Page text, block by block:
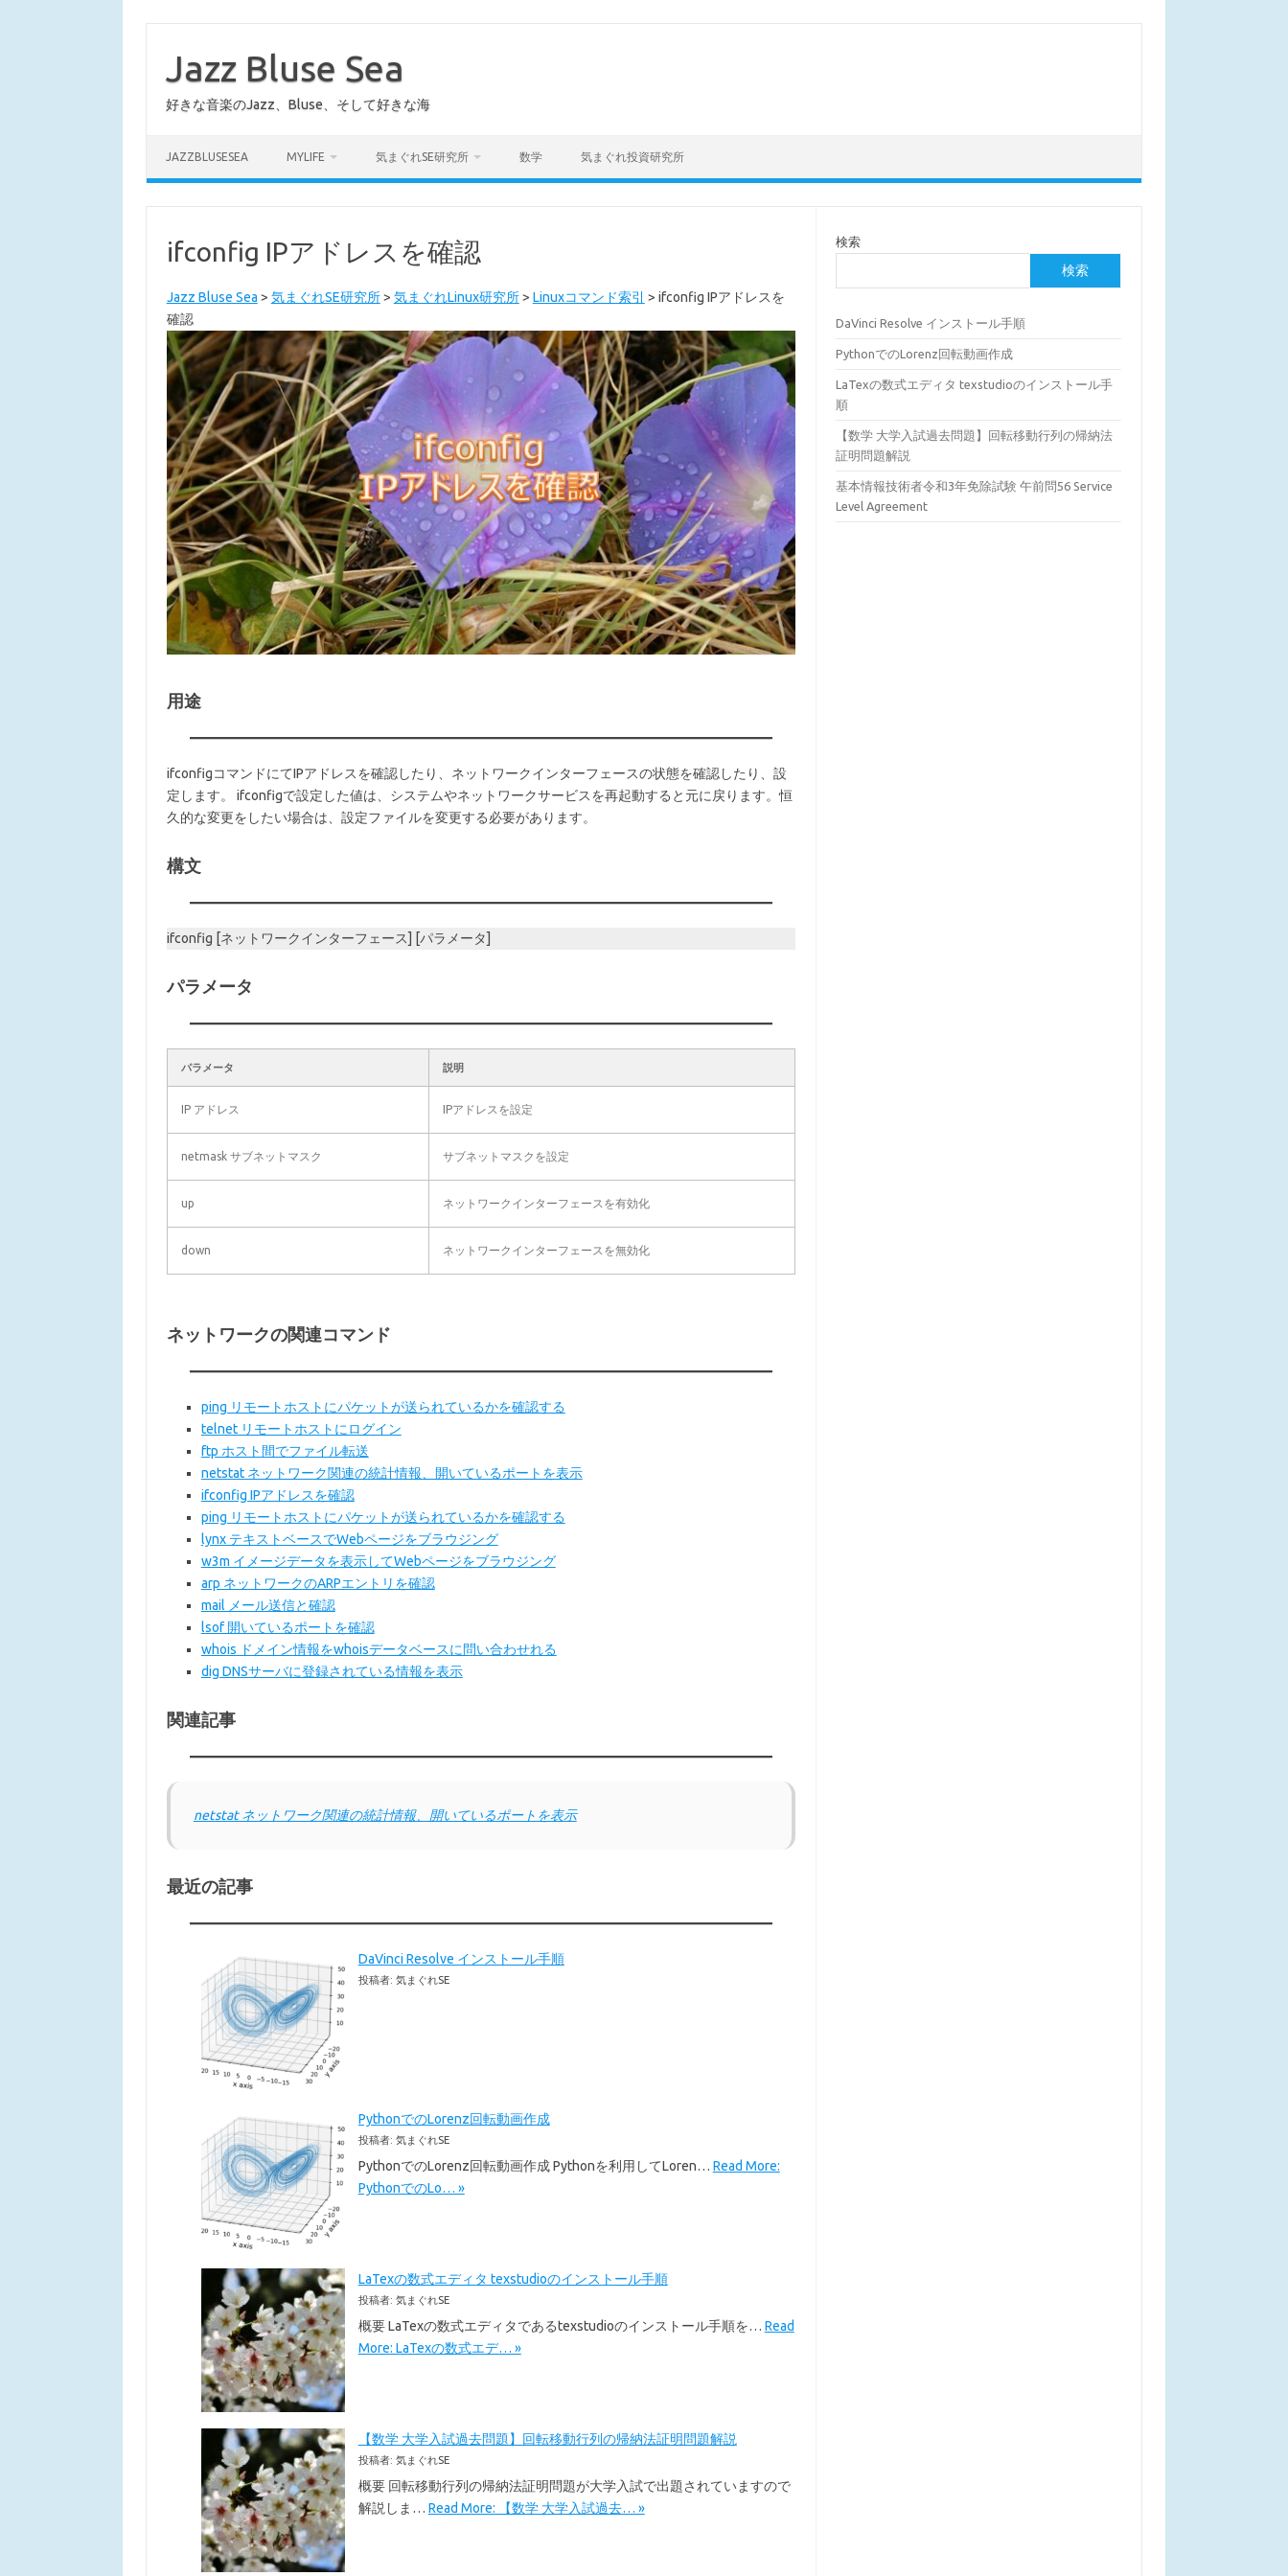
Jazz Bluse Sea
好きな音楽のJazz、Bluse、そして好きな海
JAZZBLUSESEA MYLIFE 気まぐれSE研究所 数学 気まぐれ投資研究所
ifconfig IPアドレスを確認
Jazz Bluse Sea > 気まぐれSE研究所> 気まぐれLinux研究所> Linuxコマンド索引 > ifconfig IPアドレスを
確認
用途
ifconfigコマンドにてIPアドレスを確認したり、ネットワークインターフェースの状態を確認したり、設
定します。 ifconfigで設定した値は、システムやネットワークサービスを再起動すると元に戻ります。恒
久的な変更をしたい場合は、設定ファイルを変更する必要があります。
構文
ifconfig [ネットワークインターフェース] [パラメータ]
パラメータ
パラメータ 説明
IP アドレス IPアドレスを設定
netmask サブネットマスク サブネットマスクを設定
up ネットワークインターフェースを有効化
down ネットワークインターフェースを無効化
ネットワークの関連コマンド
ping リモートホストにパケットが送られているかを確認する
telnet リモートホストにログイン
ftp ホスト間でファイル転送
netstat ネットワーク関連の統計情報、開いているポートを表示
ifconfig IPアドレスを確認
ping リモートホストにパケットが送られているかを確認する
lynx テキストベースでWebページをブラウジング
w3m イメージデータを表示してWebページをブラウジング
arp ネットワークのARPエントリを確認
mail メール送信と確認
lsof 開いているポートを確認
whois ドメイン情報をwhoisデータベースに問い合わせれる
dig DNSサーバに登録されている情報を表示
関連記事
netstat ネットワーク関連の統計情報、開いているポートを表示
最近の記事
DaVinci Resolve インストール手順
投稿者: 気まぐれSE
PythonでのLorenz回転動画作成
投稿者: 気まぐれSE
PythonでのLorenz回転動画作成 Pythonを利用してLoren… Read More:
PythonでのLo… »
LaTexの数式エディタ texstudioのインストール手順
投稿者: 気まぐれSE
概要 LaTexの数式エディタであるtexstudioのインストール手順を… Read
More: LaTexの数式エデ… »
【数学 大学入試過去問題】回転移動行列の帰納法証明問題解説
投稿者: 気まぐれSE
概要 回転移動行列の帰納法証明問題が大学入試で出題されていますので
解説しま… Read More: 【数学 大学入試過去… »
検索
検索
DaVinci Resolve インストール手順
PythonでのLorenz回転動画作成
LaTexの数式エディタ texstudioのインストール手
順
【数学 大学入試過去問題】回転移動行列の帰納法
証明問題解説
基本情報技術者令和3年免除試験 午前問56 Service
Level Agreement